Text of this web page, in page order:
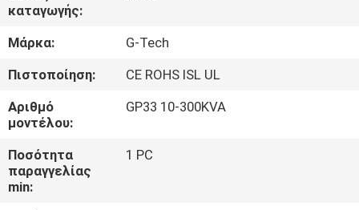
ΕΠΙΣΚΕΨΉ
ΕΡΓΟΣΤΑΣΊΟΥ
ΈΛΕΓΧΟΣ
ΠΟΙΌΤΗΤΑΣ
καταγωγής:
Μάρκα:
G-Tech
Πιστοποίηση:
CE ROHS ISL UL
Αριθμό
μοντέλου:
GP33 10-300KVA
Ποσότητα
παραγγελίας
min:
1 PC